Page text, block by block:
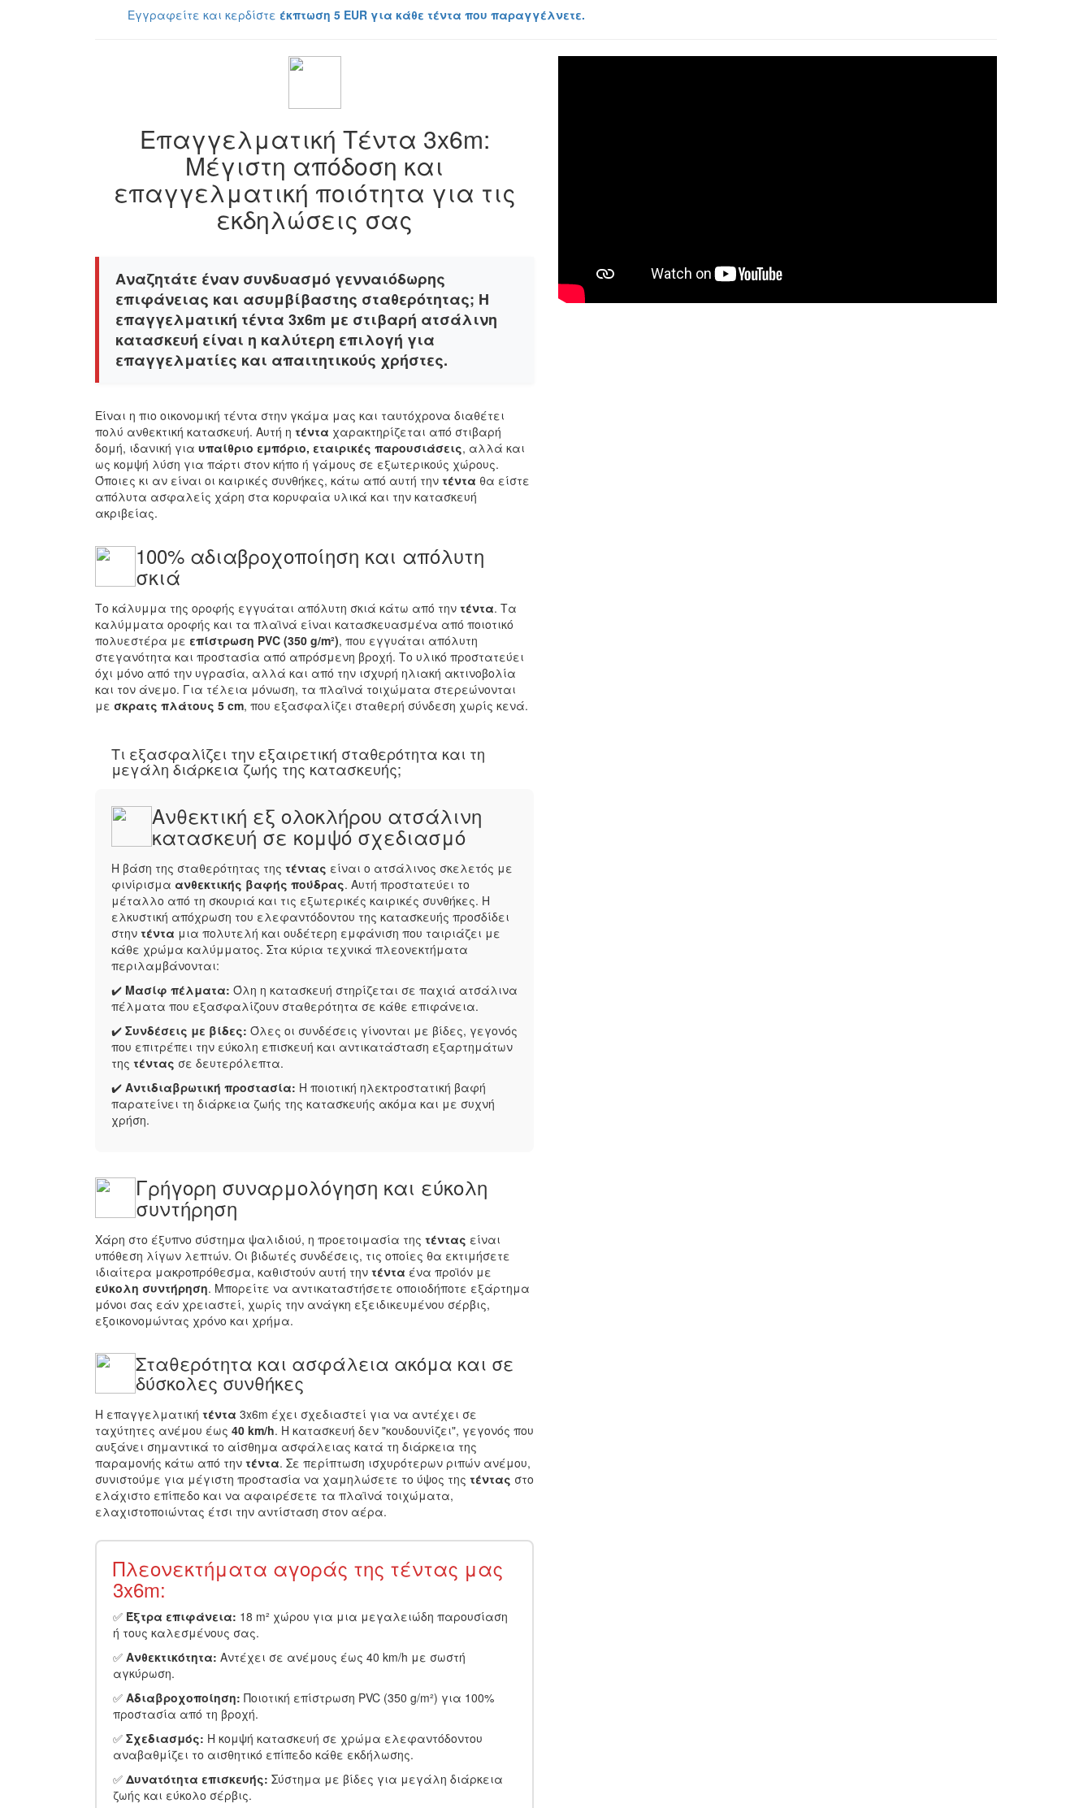
Εγγραφείτε και κερδίστε έκπτωση 5 EUR για κάθε τέντα που παραγγέλνετε.
Επαγγελματική Τέντα 3x6m:
Μέγιστη απόδοση και
επαγγελματική ποιότητα για τις
εκδηλώσεις σας
Αναζητάτε έναν συνδυασμό γενναιόδωρης
επιφάνειας και ασυμβίβαστης σταθερότητας; Η
επαγγελματική τέντα 3x6m με στιβαρή ατσάλινη
κατασκευή είναι η καλύτερη επιλογή για
επαγγελματίες και απαιτητικούς χρήστες.
Είναι η πιο οικονομική τέντα στην γκάμα μας και ταυτόχρονα διαθέτει
πολύ ανθεκτική κατασκευή. Αυτή η τέντα χαρακτηρίζεται από στιβαρή
δομή, ιδανική για υπαίθριο εμπόριο, εταιρικές παρουσιάσεις, αλλά και
ως κομψή λύση για πάρτι στον κήπο ή γάμους σε εξωτερικούς χώρους.
Όποιες κι αν είναι οι καιρικές συνθήκες, κάτω από αυτή την τέντα θα είστε
απόλυτα ασφαλείς χάρη στα κορυφαία υλικά και την κατασκευή
ακριβείας.
100% αδιαβροχοποίηση και απόλυτη
σκιά
Το κάλυμμα της οροφής εγγυάται απόλυτη σκιά κάτω από την τέντα. Τα
καλύμματα οροφής και τα πλαϊνά είναι κατασκευασμένα από ποιοτικό
πολυεστέρα με επίστρωση PVC (350 g/m²), που εγγυάται απόλυτη
στεγανότητα και προστασία από απρόσμενη βροχή. Το υλικό προστατεύει
όχι μόνο από την υγρασία, αλλά και από την ισχυρή ηλιακή ακτινοβολία
και τον άνεμο. Για τέλεια μόνωση, τα πλαϊνά τοιχώματα στερεώνονται
με σκρατς πλάτους 5 cm, που εξασφαλίζει σταθερή σύνδεση χωρίς κενά.
Τι εξασφαλίζει την εξαιρετική σταθερότητα και τη
μεγάλη διάρκεια ζωής της κατασκευής;
Ανθεκτική εξ ολοκλήρου ατσάλινη
κατασκευή σε κομψό σχεδιασμό
Η βάση της σταθερότητας της τέντας είναι ο ατσάλινος σκελετός με
φινίρισμα ανθεκτικής βαφής πούδρας. Αυτή προστατεύει το
μέταλλο από τη σκουριά και τις εξωτερικές καιρικές συνθήκες. Η
ελκυστική απόχρωση του ελεφαντόδοντου της κατασκευής προσδίδει
στην τέντα μια πολυτελή και ουδέτερη εμφάνιση που ταιριάζει με
κάθε χρώμα καλύμματος. Στα κύρια τεχνικά πλεονεκτήματα
περιλαμβάνονται:
✔️ Μασίφ πέλματα: Όλη η κατασκευή στηρίζεται σε παχιά ατσάλινα
πέλματα που εξασφαλίζουν σταθερότητα σε κάθε επιφάνεια.
✔️ Συνδέσεις με βίδες: Όλες οι συνδέσεις γίνονται με βίδες, γεγονός
που επιτρέπει την εύκολη επισκευή και αντικατάσταση εξαρτημάτων
της τέντας σε δευτερόλεπτα.
✔️ Αντιδιαβρωτική προστασία: Η ποιοτική ηλεκτροστατική βαφή
παρατείνει τη διάρκεια ζωής της κατασκευής ακόμα και με συχνή
χρήση.
Γρήγορη συναρμολόγηση και εύκολη
συντήρηση
Χάρη στο έξυπνο σύστημα ψαλιδιού, η προετοιμασία της τέντας είναι
υπόθεση λίγων λεπτών. Οι βιδωτές συνδέσεις, τις οποίες θα εκτιμήσετε
ιδιαίτερα μακροπρόθεσμα, καθιστούν αυτή την τέντα ένα προϊόν με
εύκολη συντήρηση. Μπορείτε να αντικαταστήσετε οποιοδήποτε εξάρτημα
μόνοι σας εάν χρειαστεί, χωρίς την ανάγκη εξειδικευμένου σέρβις,
εξοικονομώντας χρόνο και χρήμα.
Σταθερότητα και ασφάλεια ακόμα και σε
δύσκολες συνθήκες
Η επαγγελματική τέντα 3x6m έχει σχεδιαστεί για να αντέχει σε
ταχύτητες ανέμου έως 40 km/h. Η κατασκευή δεν "κουδουνίζει", γεγονός που
αυξάνει σημαντικά το αίσθημα ασφάλειας κατά τη διάρκεια της
παραμονής κάτω από την τέντα. Σε περίπτωση ισχυρότερων ριπών ανέμου,
συνιστούμε για μέγιστη προστασία να χαμηλώσετε το ύψος της τέντας στο
ελάχιστο επίπεδο και να αφαιρέσετε τα πλαϊνά τοιχώματα,
ελαχιστοποιώντας έτσι την αντίσταση στον αέρα.
Πλεονεκτήματα αγοράς της τέντας μας
3x6m:
✅ Έξτρα επιφάνεια: 18 m² χώρου για μια μεγαλειώδη παρουσίαση
ή τους καλεσμένους σας.
✅ Ανθεκτικότητα: Αντέχει σε ανέμους έως 40 km/h με σωστή
αγκύρωση.
✅ Αδιαβροχοποίηση: Ποιοτική επίστρωση PVC (350 g/m²) για 100%
προστασία από τη βροχή.
✅ Σχεδιασμός: Η κομψή κατασκευή σε χρώμα ελεφαντόδοντου
αναβαθμίζει το αισθητικό επίπεδο κάθε εκδήλωσης.
✅ Δυνατότητα επισκευής: Σύστημα με βίδες για μεγάλη διάρκεια
ζωής και εύκολο σέρβις.